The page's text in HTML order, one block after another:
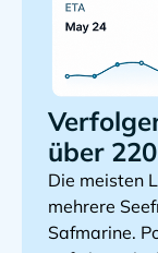
über
Die meisten
mehrere
.